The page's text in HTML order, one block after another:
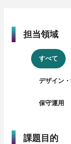
担当領域
すべて
デザイン
保守運用
課題目的